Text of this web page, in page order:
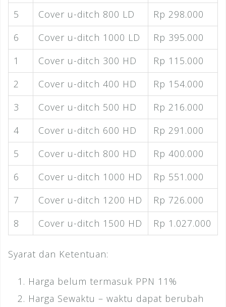
5 Cover u-ditch 800 LD
Rp 298.000
6
Cover u-ditch 1000 LD
Rp 395.000
1
Cover u-ditch 300 HD
Rp 115.000
2
Cover u-ditch 400 HD
Rp 154.000
3
Cover u-ditch 500 HD
Rp 216.000
4
Cover u-ditch 600 HD
Rp 291.000
5
Cover u-ditch 800 HD
Rp 400.000
6
Cover u-ditch 1000 HD
Rp 551.000
7
Cover u-ditch 1200 HD
Rp 726.000
8
Cover u-ditch 1500 HD Rp 1.027.000
Syarat dan Ketentuan:
Harga belum termasuk PPN 11%
Harga Sewaktu – waktu dapat berubah